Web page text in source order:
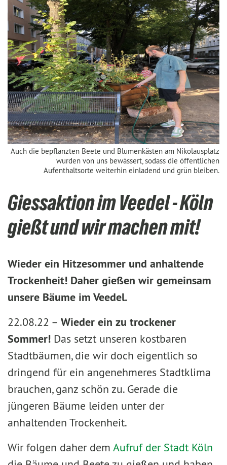
Auch die bepflanzten Beete und Blumenkästen am Nikolausplatz
wurden von uns bewässert, sodass die öffentlichen
Aufenthaltsorte weiterhin einladend und grün bleiben.
Giessaktion im Veedel - Köln
gießt und wir machen mit!
Wieder ein Hitzesommer und anhaltende
Trockenheit! Daher gießen wir gemeinsam
unsere Bäume im Veedel.
22.08.22 – Wieder ein zu trockener
Sommer! Das setzt unseren kostbaren
Stadtbäumen, die wir doch eigentlich so
dringend für ein angenehmeres Stadtklima
brauchen, ganz schön zu. Gerade die
jüngeren Bäume leiden unter der
anhaltenden Trockenheit.
Wir folgen daher dem Aufruf der Stadt Köln